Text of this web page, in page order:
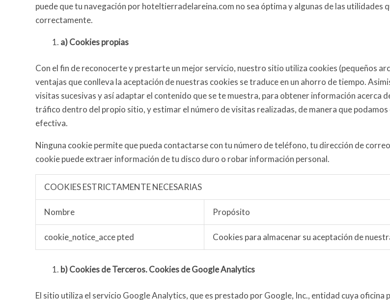
puede que tu navegación por hoteltierradelareina.com no sea óptima y algunas de las
correctamente.
a)Cookies propias
Con el fin de reconocerte y prestarte un mejor servicio, nuestro sitio utiliza cookies (pequeños
ventajas que conlleva la aceptación de nuestras cookies se traduce en un ahorro de tiempo.
visitas sucesivas y así adaptar el contenido que se te muestra, para obtener información acerca
tráfico dentro del propio sitio, y estimar el número de visitas realizadas, de manera que
efectiva.
Ninguna cookie permite que pueda contactarse con tu número de teléfono, tu dirección de
cookie puede extraer información de tu disco duro o robar información personal.
COOKIES ESTRICTAMENTE NECESARIAS
Nombre Propósito
cookie_notice_acce pted Cookies para almacenar su aceptación de
b)Cookies de Terceros. Cookies de Google Analytics
El sitio utiliza el servicio Google Analytics, que es prestado por Google, Inc., entidad cuya